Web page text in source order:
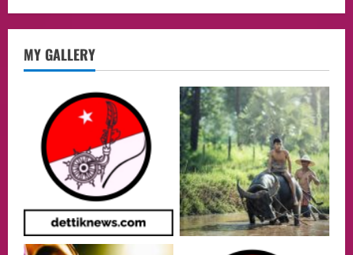
MY GALLERY
lembaga investor, Berorientasi Untuk
Meningkatkan SDM
05/08/2026
3
Health
Aliyuddin: Anak Indonesia di Luar Negeri
Harus Berprestasi, Berkarakter, dan
Menjaga Nama Baik Bangsa
05/08/2026